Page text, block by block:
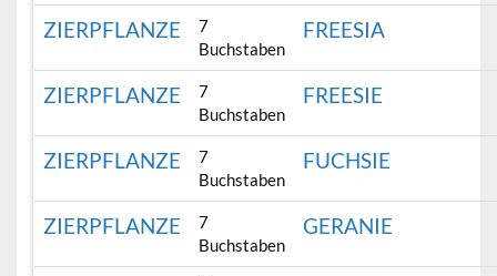
ZIERPFLANZE
7
Buchstaben
FREESIA
ZIERPFLANZE
7
Buchstaben
FREESIE
ZIERPFLANZE
7
Buchstaben
FUCHSIE
ZIERPFLANZE
7
Buchstaben
GERANIE